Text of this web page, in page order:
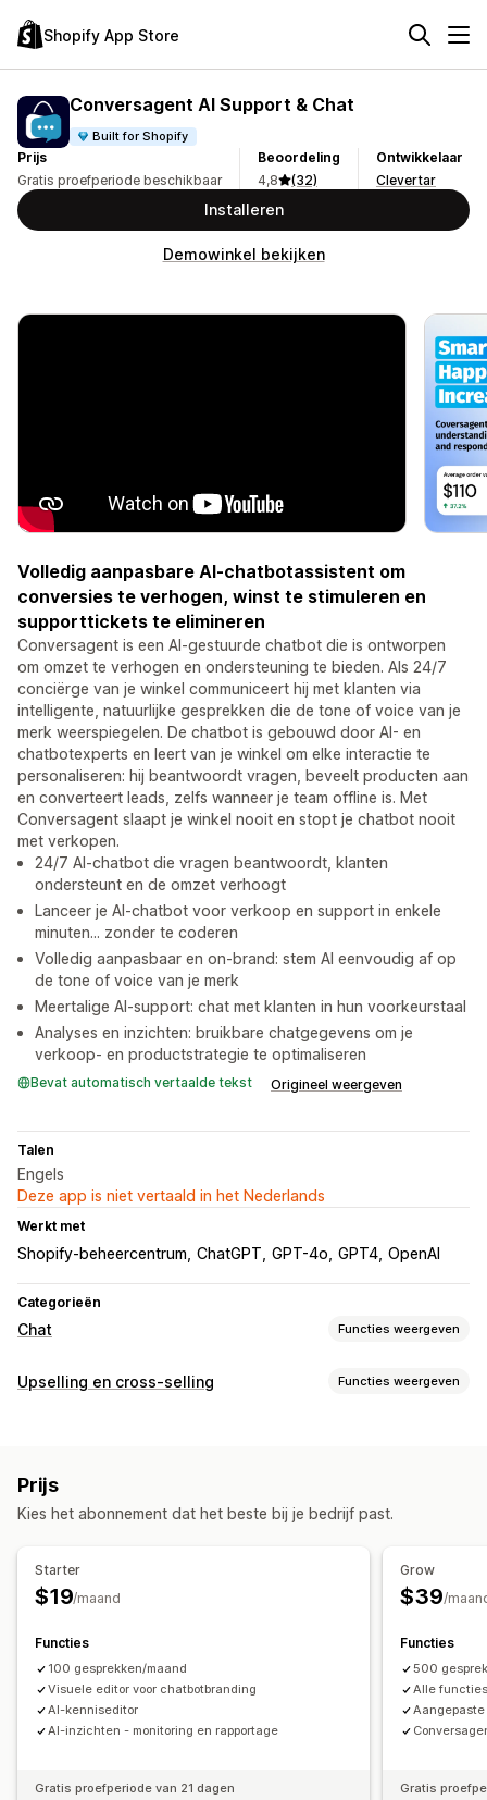
Shopify App Store
Conversagent AI Support & Chat
Built for Shopify
Prijs
Gratis proefperiode beschikbaar
Beoordeling
4,8
(32)
Ontwikkelaar
Clevertar
Installeren
Demowinkel bekijken
Volledig aanpasbare AI-chatbotassistent om
conversies te verhogen, winst te stimuleren en
supporttickets te elimineren
Conversagent is een AI-gestuurde chatbot die is ontworpen
om omzet te verhogen en ondersteuning te bieden. Als 24/7
conciërge van je winkel communiceert hij met klanten via
intelligente, natuurlijke gesprekken die de tone of voice van je
merk weerspiegelen. De chatbot is gebouwd door AI- en
chatbotexperts en leert van je winkel om elke interactie te
personaliseren: hij beantwoordt vragen, beveelt producten aan
en converteert leads, zelfs wanneer je team offline is. Met
Conversagent slaapt je winkel nooit en stopt je chatbot nooit
met verkopen.
24/7 AI-chatbot die vragen beantwoordt, klanten
ondersteunt en de omzet verhoogt
Lanceer je AI-chatbot voor verkoop en support in enkele
minuten... zonder te coderen
Volledig aanpasbaar en on-brand: stem AI eenvoudig af op
de tone of voice van je merk
Meertalige AI-support: chat met klanten in hun voorkeurstaal
Analyses en inzichten: bruikbare chatgegevens om je
verkoop- en productstrategie te optimaliseren
Bevat automatisch vertaalde tekst Origineel weergeven
Talen
Engels
Deze app is niet vertaald in het Nederlands
Werkt met
Shopify-beheercentrum ChatGPT GPT-4o GPT4 OpenAI
Categorieën
Chat Functies weergeven
Berichten versturen in real time
Geautomatiseerde antwoorden
Kortingen
Veelgestelde vragen
Begroetingen
Updates van bestellingen
Upselling
Aanpassing
Welkomstberichten
Chatknoppen
Agentavatar
Upselling en cross-selling Functies weergeven
Pop-ups
AI-aanbevelingen
Suggesties voor optimalisatie
Prijs
Kies het abonnement dat het beste bij je bedrijf past.
Starter
$19/maand
Functies
100 gesprekken/maand
Visuele editor voor chatbotbranding
AI-kenniseditor
AI-inzichten - monitoring en rapportage
Gratis proefperiode van 21 dagen
Grow
$39/
Functies
500
Alle
Gratis